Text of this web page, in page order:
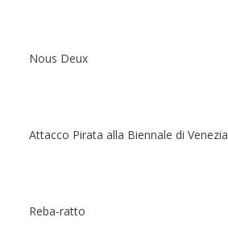
Nous Deux
Attacco Pirata alla Biennale di Venezia
Reba-ratto